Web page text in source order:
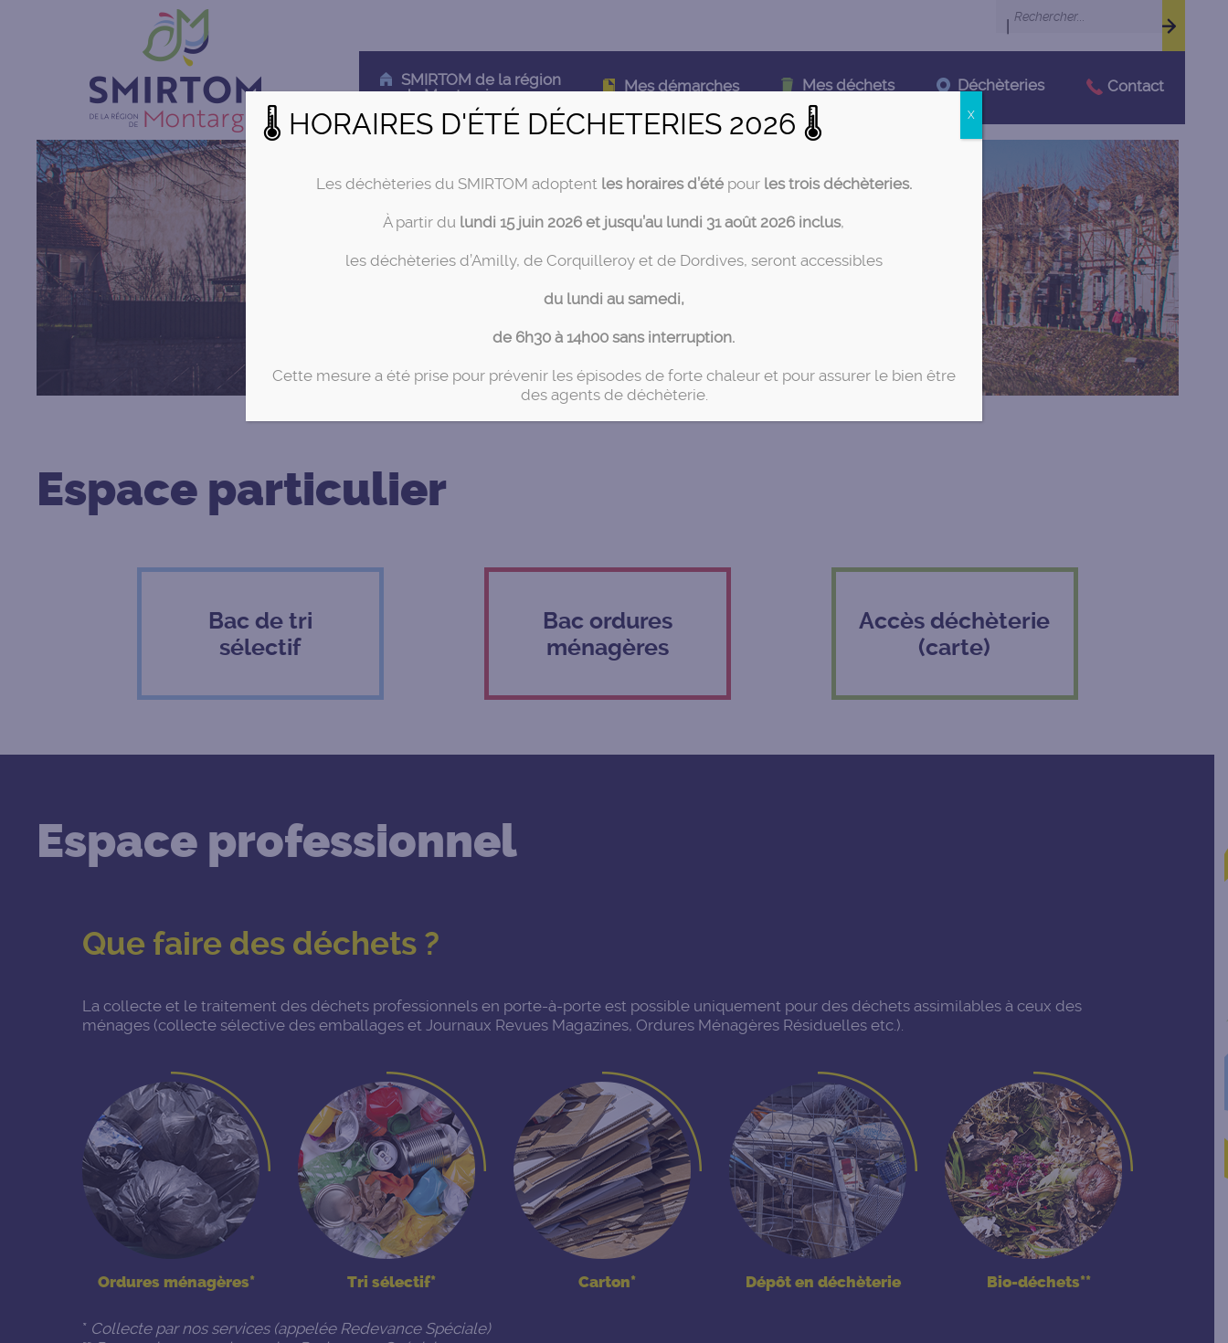
|
SMIRTOM de la région
de Montargis
Mes démarches Mes déchets Déchèteries Contact
Mes démarches
Espace particulier
Bac de tri
sélectif
Bac ordures
ménagères
Accès déchèterie
(carte)
Espace professionnel
Que faire des déchets ?
La collecte et le traitement des déchets professionnels en porte-à-porte est possible uniquement pour des déchets assimilables à ceux des
ménages (collecte sélective des emballages et Journaux Revues Magazines, Ordures Ménagères Résiduelles etc.).
Ordures ménagères* Tri sélectif* Carton* Dépôt en déchèterie Bio-déchets**
* Collecte par nos services (appelée Redevance Spéciale)
🌡 HORAIRES D'ÉTÉ DÉCHETERIES 2026 🌡
Les déchèteries du SMIRTOM adoptent les horaires d’été pour les trois déchèteries.
À partir du lundi 15 juin 2026 et jusqu’au lundi 31 août 2026 inclus,
les déchèteries d’Amilly, de Corquilleroy et de Dordives, seront accessibles
du lundi au samedi,
de 6h30 à 14h00 sans interruption.
Cette mesure a été prise pour prévenir les épisodes de forte chaleur et pour assurer le bien être
des agents de déchèterie.
X